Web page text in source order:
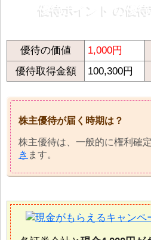
優待ポイント の優待
優待の価値 1,000円
優待取得金額 100,300円
株主優待が届く時期は？
株主優待は、一般的に権利確
き ます。